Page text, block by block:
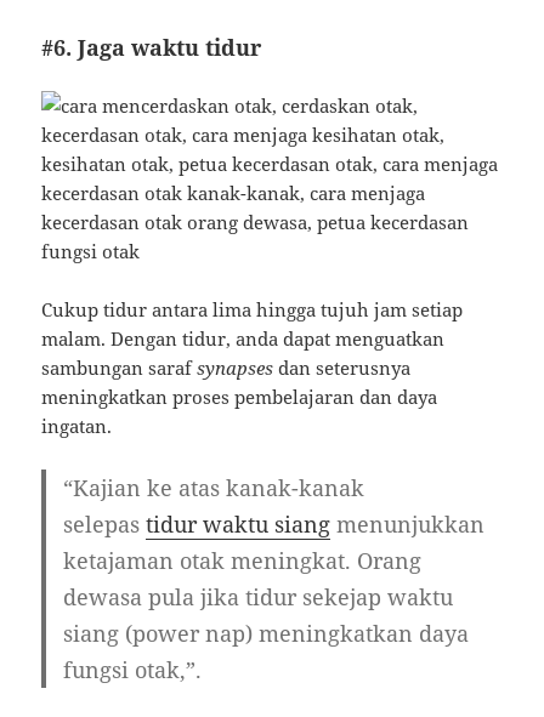
#6. Jaga waktu tidur
Cukup tidur antara lima hingga tujuh jam setiap
malam. Dengan tidur, anda dapat menguatkan
sambungan sarafsynapses dan seterusnya
meningkatkan proses pembelajaran dan daya
ingatan.
“Kajian ke atas kanak-kanak
selepastidur waktu siang menunjukkan
ketajaman otak meningkat. Orang
dewasa pula jika tidur sekejap waktu
siang (power nap) meningkatkan daya
fungsi otak,”.